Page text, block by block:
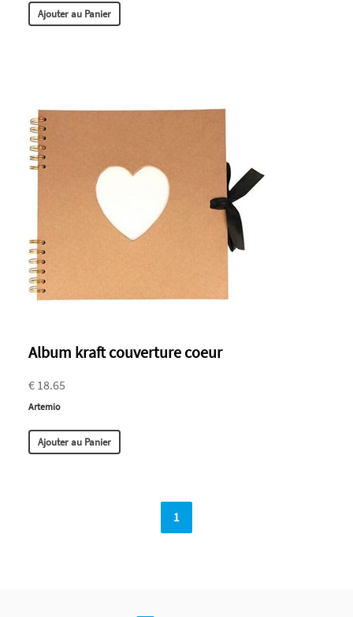
Ajouter au Panier
Album kraft couverture coeur
€ 18.65
Artemio
Ajouter au Panier
1